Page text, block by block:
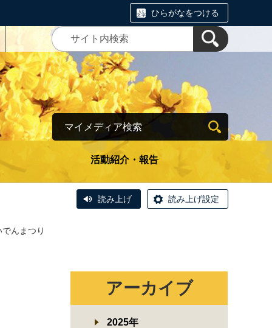
ひらがなをつける
活動紹介・報告
マイメディア検索
読み上げ 読み上げ設定
んまつり
アーカイブ
2025年